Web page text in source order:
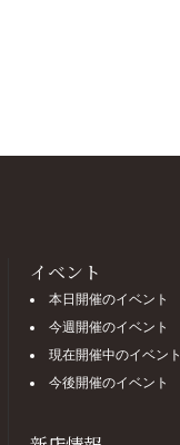
イベント
本日開催のイベント
今週開催のイベント
現在開催中のイベント
今後開催のイベント